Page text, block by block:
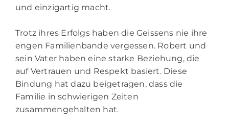
und einzigartig macht.
Trotz ihres Erfolgs haben die Geissens nie ihre
engen Familienbande vergessen. Robert und
sein Vater haben eine starke Beziehung, die
auf Vertrauen und Respekt basiert. Diese
Bindung hat dazu beigetragen, dass die
Familie in schwierigen Zeiten
zusammengehalten hat.